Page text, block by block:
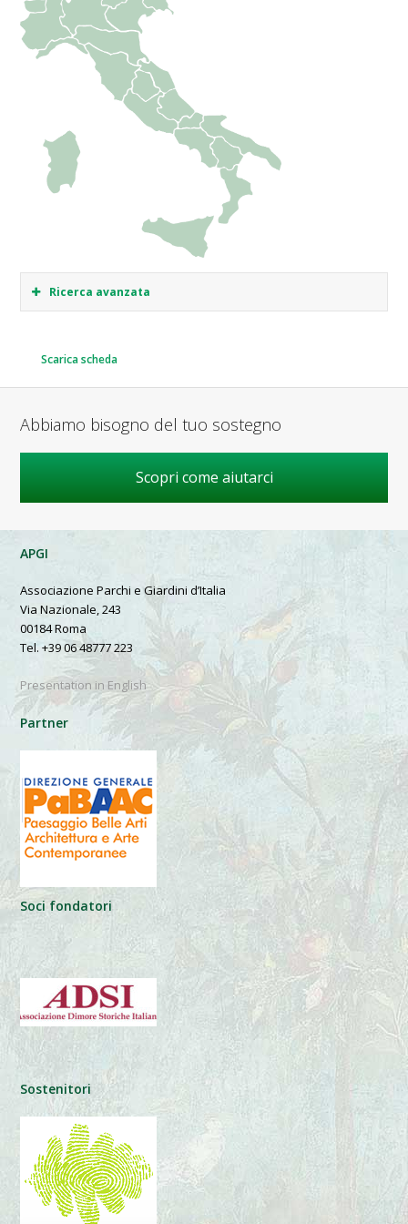
Ricerca avanzata
Scarica scheda
Abbiamo bisogno del tuo sostegno
Scopri come aiutarci
APGI
Associazione Parchi e Giardini d’Italia
Via Nazionale, 243
00184 Roma
Tel. +39 06 48777 223
Presentation in English
Partner
Soci fondatori
Sostenitori